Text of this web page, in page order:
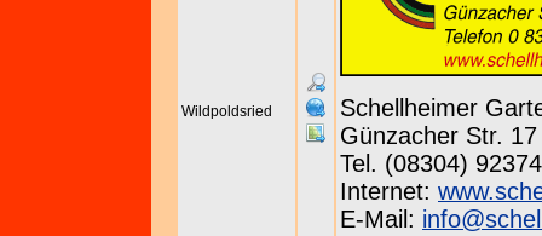
Wildpoldsried
Schellheimer
Günzacher Str.
Tel. (08304)
Internet:
E-Mail: